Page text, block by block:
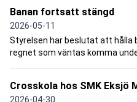
Banan fortsatt stängd
2026-05-11
Styrelsen har beslutat att hålla
regnet som väntas komma
Crosskola hos SMK Eksjö
2026-04-30